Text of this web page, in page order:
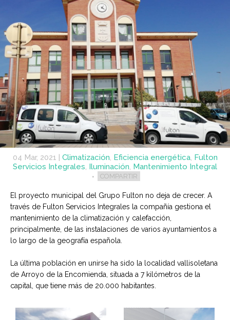
04 Mar, 2021 | Climatización, Eficiencia energética, Fulton
Servicios Integrales, Iluminación, Mantenimiento Integral
COMPARTIR
El proyecto municipal del Grupo Fulton no deja de crecer. A
través de Fulton Servicios Integrales la compañía gestiona el
mantenimiento de la climatización y calefacción,
principalmente, de las instalaciones de varios ayuntamientos a
lo largo de la geografía española.
La última población en unirse ha sido la localidad vallisoletana
de Arroyo de la Encomienda, situada a 7 kilómetros de la
capital, que tiene más de 20.000 habitantes.